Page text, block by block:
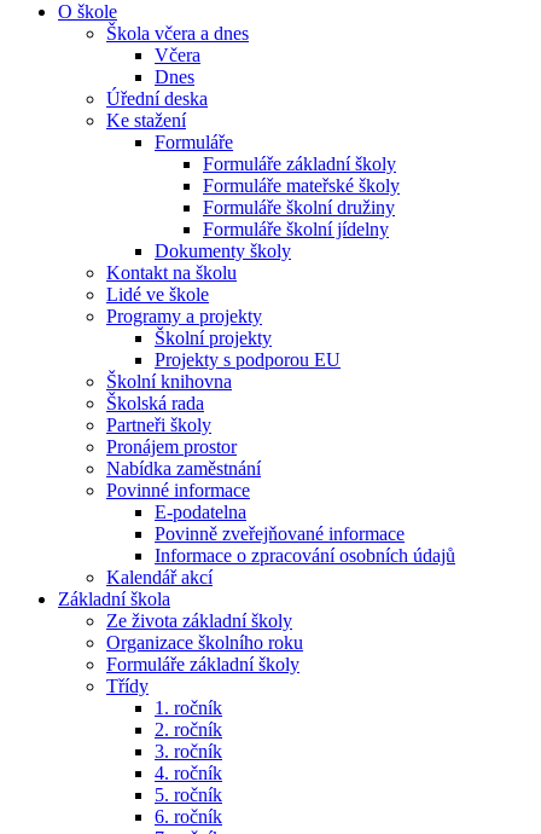
O škole
Škola včera a dnes
Včera
Dnes
Úřední deska
Ke stažení
Formuláře
Formuláře základní školy
Formuláře mateřské školy
Formuláře školní družiny
Formuláře školní jídelny
Dokumenty školy
Kontakt na školu
Lidé ve škole
Programy a projekty
Školní projekty
Projekty s podporou EU
Školní knihovna
Školská rada
Partneři školy
Pronájem prostor
Nabídka zaměstnání
Povinné informace
E-podatelna
Povinně zveřejňované informace
Informace o zpracování osobních údajů
Kalendář akcí
Základní škola
Ze života základní školy
Organizace školního roku
Formuláře základní školy
Třídy
1. ročník
2. ročník
3. ročník
4. ročník
5. ročník
6. ročník